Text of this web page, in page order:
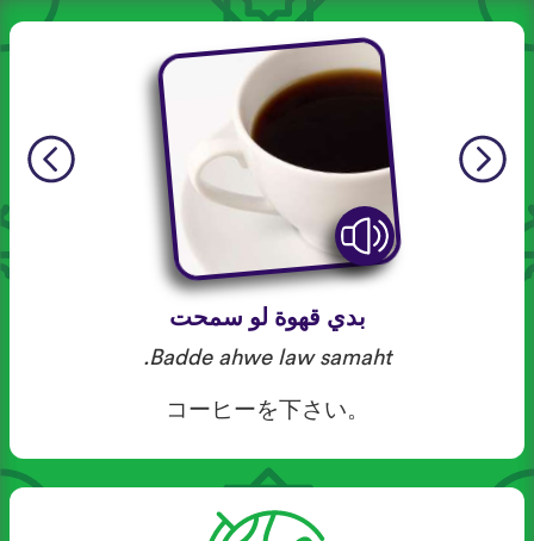
بدي قهوة لو سمحت
Badde ahwe law samaht.
コーヒーを下さい。